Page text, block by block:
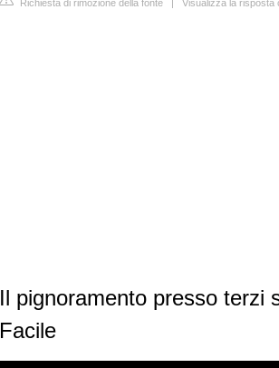
Richiesta di rimozione della fonte | Visualizza la risposta
Il pignoramento presso terzi
Facile